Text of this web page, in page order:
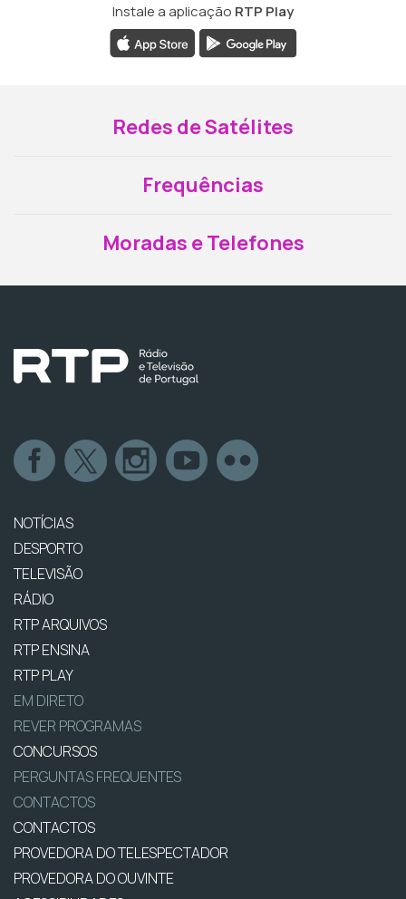
Instale a aplicação RTP Play
Redes de Satélites
Frequências
Moradas e Telefones
NOTÍCIAS
DESPORTO
TELEVISÃO
RÁDIO
RTP ARQUIVOS
RTP ENSINA
RTP PLAY
EM DIRETO
REVER PROGRAMAS
CONCURSOS
PERGUNTAS FREQUENTES
CONTACTOS
CONTACTOS
PROVEDORA DO TELESPECTADOR
PROVEDORA DO OUVINTE